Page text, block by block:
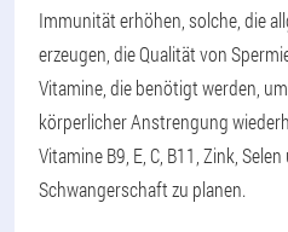
Immunität erhöhen, solche, die
erzeugen, die Qualität von
Vitamine, die benötigt werden,
körperlicher Anstrengung
Vitamine B9, E, C, B11, Zink,
Schwangerschaft zu planen.